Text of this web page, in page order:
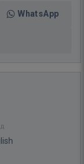
WhatsApp